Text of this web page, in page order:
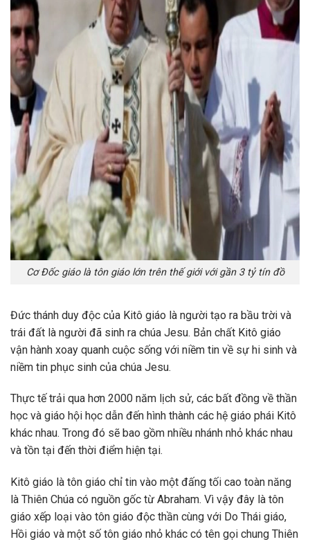
Cơ Đốc giáo là tôn giáo lớn trên thế giới với gần 3 tỷ tín đồ
Đức thánh duy độc của Kitô giáo là người tạo ra bầu trời và
trái đất là người đã sinh ra chúa Jesu. Bản chất Kitô giáo
vận hành xoay quanh cuộc sống với niềm tin về sự hi sinh và
niềm tin phục sinh của chúa Jesu.
Thực tế trải qua hơn 2000 năm lịch sử, các bất đồng về thần
học và giáo hội học dẫn đến hình thành các hệ giáo phái Kitô
khác nhau. Trong đó sẽ bao gồm nhiều nhánh nhỏ khác nhau
và tồn tại đến thời điểm hiện tại.
Kitô giáo là tôn giáo chỉ tin vào một đấng tối cao toàn năng
là Thiên Chúa có nguồn gốc từ Abraham. Vì vậy đây là tôn
giáo xếp loại vào tôn giáo độc thần cùng với Do Thái giáo,
Hồi giáo và một số tôn giáo nhỏ khác có tên gọi chung Thiên